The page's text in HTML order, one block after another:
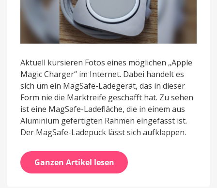
Aktuell kursieren Fotos eines möglichen „Apple
Magic Charger“ im Internet. Dabei handelt es
sich um ein MagSafe-Ladegerät, das in dieser
Form nie die Marktreife geschafft hat. Zu sehen
ist eine MagSafe-Ladefläche, die in einem aus
Aluminium gefertigten Rahmen eingefasst ist.
Der MagSafe-Ladepuck lässt sich aufklappen.
Ganzen Artikel lesen